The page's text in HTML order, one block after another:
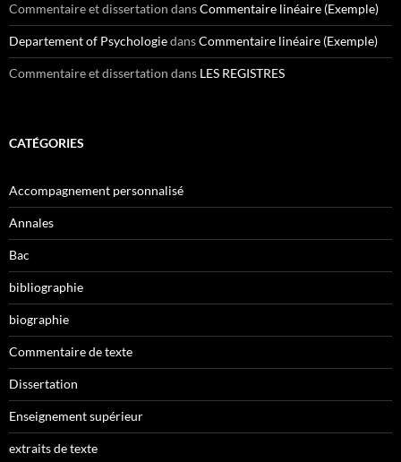
Commentaire et dissertation dansCommentaire linéaire (Exemple)
Departement of PsychologiedansCommentaire linéaire (Exemple)
Commentaire et dissertation dans LES REGISTRES
CATÉGORIES
Accompagnement personnalisé
Annales
Bac
bibliographie
biographie
Commentaire de texte
Dissertation
Enseignement supérieur
extraits de texte